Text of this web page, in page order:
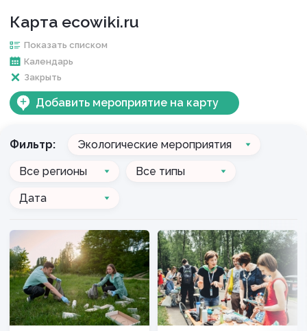
Карта ecowiki.ru
Показать списком
Календарь
Закрыть
Добавить мероприятие на карту
Фильтр: Экологические мероприятия
Все регионы Все типы
Дата